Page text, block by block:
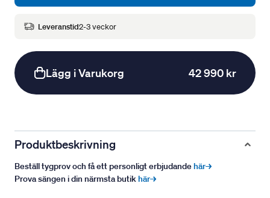
Leveranstid2-3 veckor
Lägg i Varukorg 42 990 kr
Produktbeskrivning
Beställ tygprov och få ett personligt erbjudandehär→
Prova sängen i din närmsta butikhär→